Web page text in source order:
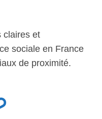
claires et
sociale en France
de proximité.